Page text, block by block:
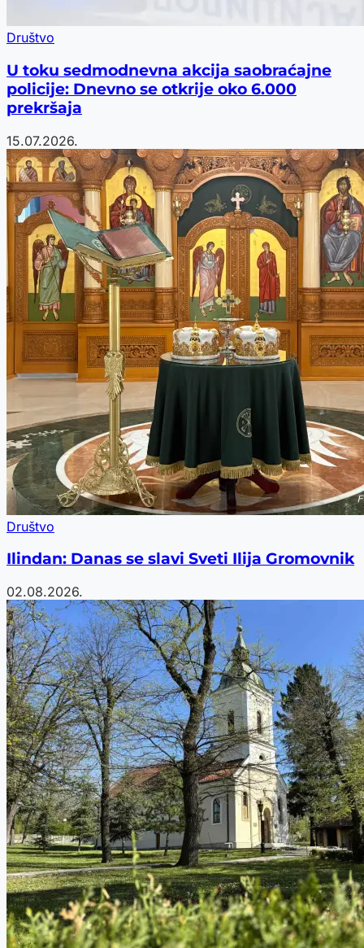
Društvo
U toku sedmodnevna akcija saobraćajne
policije: Dnevno se otkrije oko 6.000
prekršaja
15.07.2026.
Društvo
Ilindan: Danas se slavi Sveti Ilija Gromovnik
02.08.2026.